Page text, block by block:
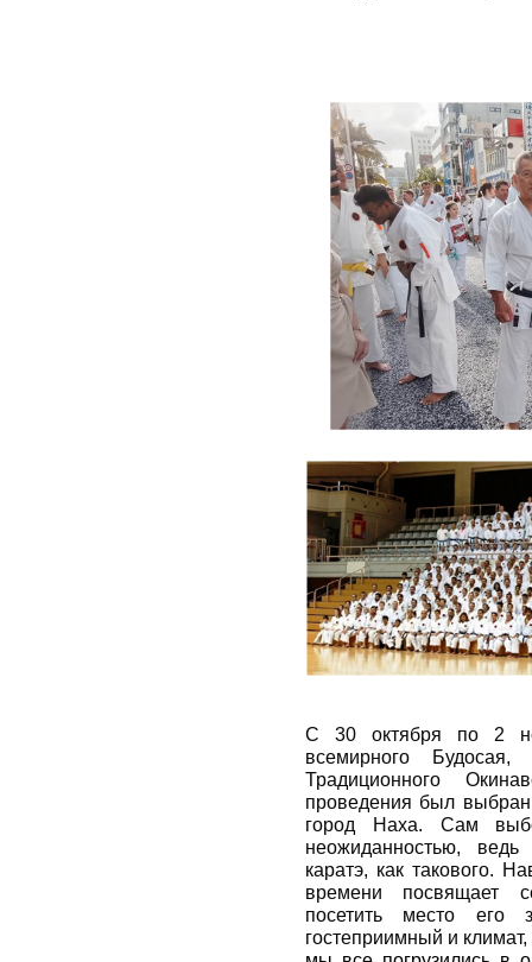
С 30 октября по 2
всемирного
Традиционного
проведения был
город Наха. Сам
неожиданностью,
каратэ, как такового.
времени посвящает
посетить место его
гостеприимный и климат,